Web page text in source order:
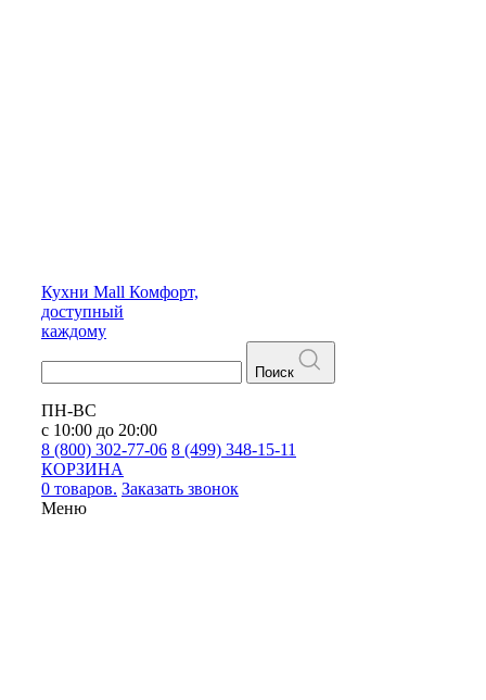
Кухни Mall Комфорт,
доступный
каждому
Поиск
ПН-ВС
с 10:00 до 20:00
8 (800) 302-77-06 8 (499) 348-15-11
КОРЗИНА
0 товаров. Заказать звонок
Меню